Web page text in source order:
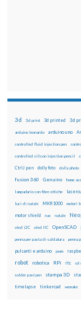
3d 3d print 3d printed 3d
arduino leonardo arduino uno
controlled fluid injection pen
controlled silicon injection pencil
CtrlJ pen dolly foto dolly photo
fusion 360 Genuino home
lampadario con fibre ottiche
luci di natale MKR1000 motori
motor shield nas natale
oled i2C oled IIC OpenSCAD
penna per pasta di saldatura penna
pulsanti e arduino pwm
robot robotica RPi rtc sd
solder past pen stampa 3D
timelapse tinkercad wemake